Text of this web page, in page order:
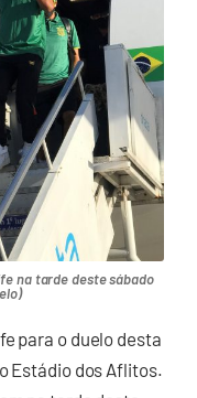
na tarde deste sábado
para o duelo desta
Estádio dos Aflitos.